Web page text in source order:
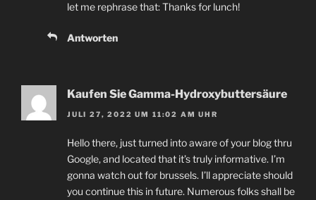
let me rephrase that: Thanks for lunch!
Antworten
Kaufen Sie Gamma-Hydroxybuttersäure
JULI 27, 2022 UM 11:02 AM UHR
Hello there, just turned into aware of your blog thru
Google, and located that it’s truly informative. I’m
gonna watch out for brussels. I’ll appreciate should
you continue this in future. Numerous folks shall be